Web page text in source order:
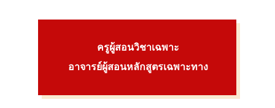
ครูผู้สอนวิชาเฉพาะ
อาจารย์ผู้สอนหลักสูตรเฉพาะทาง